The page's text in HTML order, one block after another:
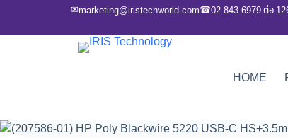
✉marketing@iristechworld.com☎02-843-6979 ต่อ
HOME